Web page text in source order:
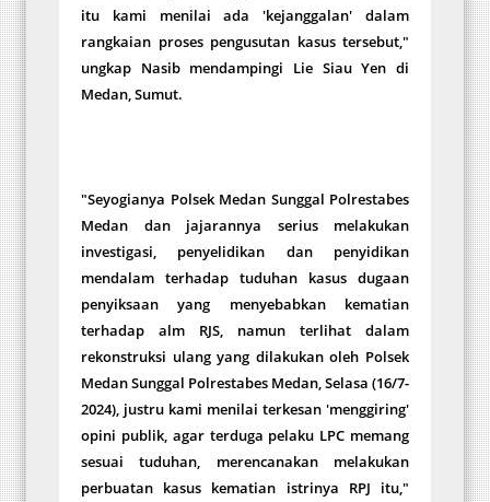
itu kami menilai ada 'kejanggalan' dalam
rangkaian proses pengusutan kasus tersebut,"
ungkap Nasib mendampingi Lie Siau Yen di
Medan, Sumut.
"Seyogianya Polsek Medan Sunggal Polrestabes
Medan dan jajarannya serius melakukan
investigasi, penyelidikan dan penyidikan
mendalam terhadap tuduhan kasus dugaan
penyiksaan yang menyebabkan kematian
terhadap alm RJS, namun terlihat dalam
rekonstruksi ulang yang dilakukan oleh Polsek
Medan Sunggal Polrestabes Medan, Selasa (16/7-
2024), justru kami menilai terkesan 'menggiring'
opini publik, agar terduga pelaku LPC memang
sesuai tuduhan, merencanakan melakukan
perbuatan kasus kematian istrinya RPJ itu,"